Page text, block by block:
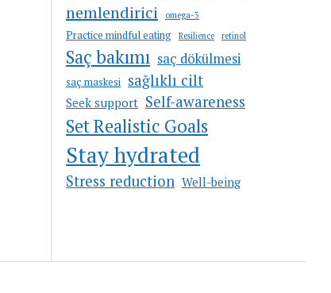
nemlendirici omega-3
Practice mindful eating Resilience retinol
Saç bakımı saç dökülmesi
saç maskesi sağlıklı cilt
Seek support Self-awareness
Set Realistic Goals
Stay hydrated
Stress reduction Well-being